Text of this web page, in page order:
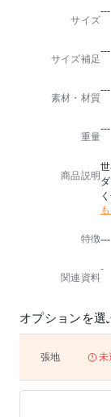
サイズ
---
サイズ補足
---
素材・材質
---
重量
---
商品説明
特徴---
関連資料
-
オプションを選
張地 未